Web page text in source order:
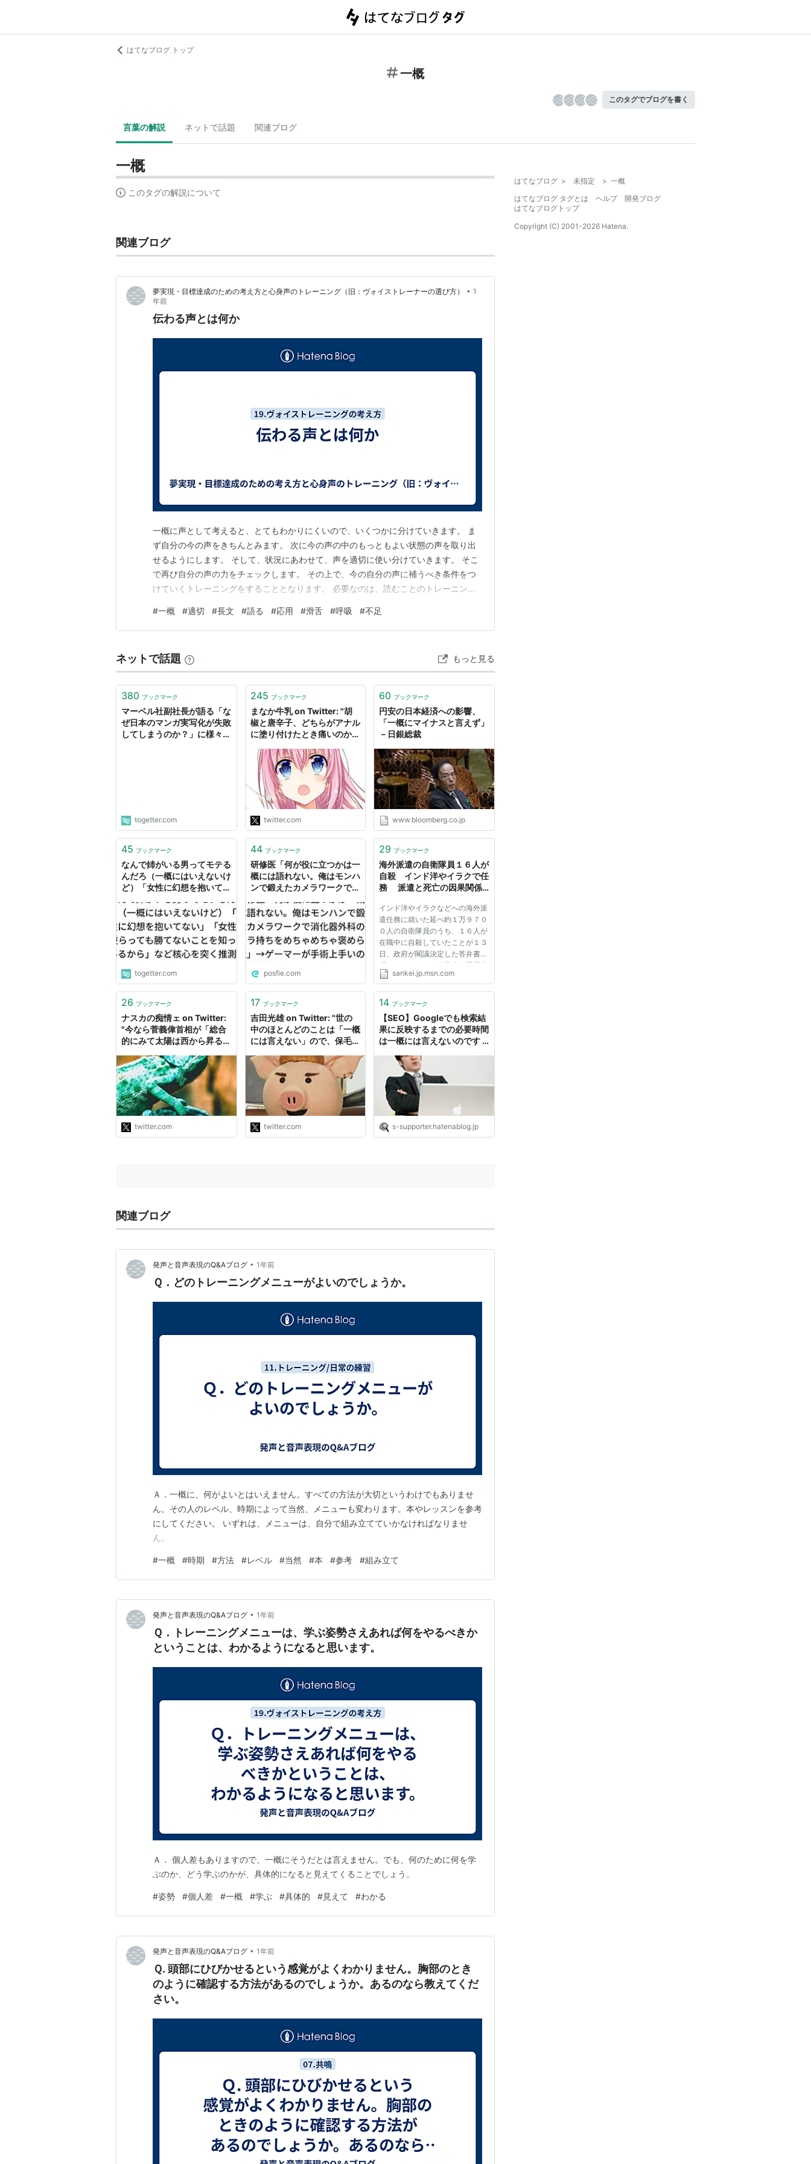
はてなブログ トップ
一概
このタグでブログを書く
言葉の解説 ネットで話題 関連ブログ
一概
このタグの解説について
関連ブログ
夢実現・目標達成のための考え方と心身声のトレーニング（旧：ヴォイストレーナーの選び方） • 1
年前
伝わる声とは何か
一概に声として考えると、とてもわかりにくいので、いくつかに分けていきます。 ま
ず自分の今の声をきちんとみます。 次に今の声の中のもっともよい状態の声を取り出
せるようにします。 そして、状況にあわせて、声を適切に使い分けていきます。 そこ
で再び自分の声の力をチェックします。 その上で、今の自分の声に補うべき条件をつ
けていくトレーニングをすることとなります。 必要なのは、読むことのトレーニング
遣っていただきたいのです。 そこでの文例は、短い方がよいでしょう。 長文での応用
例もいれてあります。これは呼吸や滑舌などをチェック…
#一概 #適切 #長文 #語る #応用 #滑舌 #呼吸 #不足
ネットで話題 もっと見る
380 ブックマーク
マーベル社副社長が語る「な
ぜ日本のマンガ実写化が失敗
してしまうのか？」に様々な
togetter.com
245 ブックマーク
まなか牛乳 on Twitter: "胡
椒と唐辛子、どちらがアナル
に塗り付けたとき痛いのかを
に挽いてある商品を使用し
た。 胡椒は刃物の痛み、唐
辛子は灼ける痛み。質の差が
あるので一概には言えない
が、何度も確認した結果、忍
耐可能な時間で言うと唐辛…
https://t.co/BRbMxUXFTV"
twitter.com
60 ブックマーク
円安の日本経済への影響、
「一概にマイナスと言えず」
－日銀総裁
www.bloomberg.co.jp
45 ブックマーク
なんで姉がいる男ってモテる
んだろ（一概にはいえないけ
ど）「女性に幻想を抱いてな
ないことを知っているから」
など核心を突く推測が集まる
togetter.com
44 ブックマーク
研修医「何が役に立つかは一
概には語れない。俺はモンハ
ンで鍛えたカメラワークで消
ゃめちゃ褒められた」→ゲー
マーが手術上手いのは外科界
隈ではあるあるらしい
posfie.com
29 ブックマーク
海外派遣の自衛隊員１６人が
自殺 インド洋やイラクで任
務 派遣と死亡の因果関係
い」 - MSN産経ニュース
インド洋やイラクなどへの海外派
遣任務に就いた延べ約１万９７０
０人の自衛隊員のうち、１６人が
在職中に自殺していたことが１３
日、政府が閣議決定した答弁書で
明らかになった。社民党の照屋寛
徳氏の質問主意書に対する回
特別措置法に基づきインド洋に派
遣された海自隊員は約６年間で
延...
sankei.jp.msn.com
26 ブックマーク
ナスカの痴情ェ on Twitter:
"今なら菅義偉首相が「総合
的にみて太陽は西から昇る」
話と限定しておらず金星も含
めた話としたら一概に間違い
とはいえない」と官房長官が
会見して小学校の理科の教科
書を書き換えSNS政権応援団
から喝采を受け事実認定され
てもおかしくないな。"
twitter.com
17 ブックマーク
吉田光雄 on Twitter: "世の
中のほとんどのことは「一概
には言えない」ので、保毛尾
LGBTの人もいれば、気にせ
ず楽しんだLGBTの人もいる
わけですけど、だったら「私
はこう思った」と言えばいい
だけなのに「みんなこう思っ
ている」と主語を大きくした
瞬間から議論のズレが始まる
twitter.com
14 ブックマーク
【SEO】Googleでも検索結
果に反映するまでの必要時間
は一概には言えないのです -
s-supporter.hatenablog.jp
関連ブログ
発声と音声表現のQ&Aブログ • 1年前
Ｑ．どのトレーニングメニューがよいのでしょうか。
Ａ．一概に、何がよいとはいえません。すべての方法が大切というわけでもありませ
ん。その人のレベル、時期によって当然、メニューも変わります。本やレッスンを参考
にしてください。 いずれは、メニューは、自分で組み立てていかなければなりませ
ん。
#一概 #時期 #方法 #レベル #当然 #本 #参考 #組み立て
発声と音声表現のQ&Aブログ • 1年前
Ｑ．トレーニングメニューは、学ぶ姿勢さえあれば何をやるべきか
ということは、わかるようになると思います。
Ａ． 個人差もありますので、一概にそうだとは言えません。でも、何のために何を学
ぶのか、どう学ぶのかが、具体的になると見えてくることでしょう。
#姿勢 #個人差 #一概 #学ぶ #具体的 #見えて #わかる
発声と音声表現のQ&Aブログ • 1年前
Ｑ. 頭部にひびかせるという感覚がよくわかりません。胸部のとき
のように確認する方法があるのでしょうか。あるのなら教えてくだ
さい。
はてなブログ > 未指定 > 一概
はてなブログ タグとは
ヘルプ
開発ブログ
はてなブログトップ
Copyright (C) 2001-2026 Hatena.